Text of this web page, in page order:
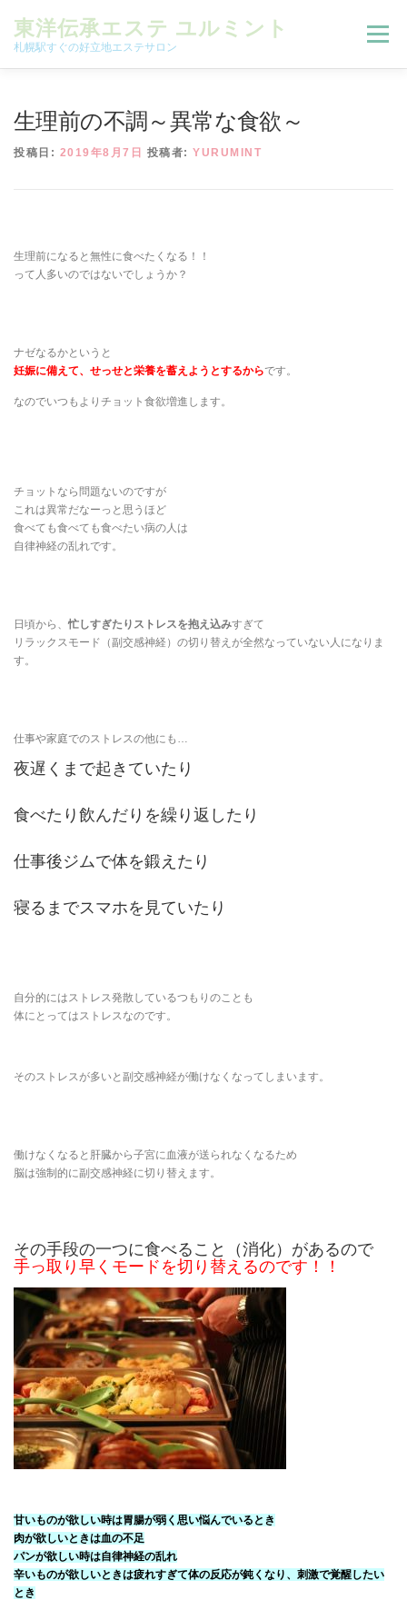
東洋伝承エステ ユルミント
札幌駅すぐの好立地エステサロン
メニュー
生理前の不調～異常な食欲～
投稿日: 2019年8月7日 投稿者: YURUMINT
生理前になると無性に食べたくなる！！
って人多いのではないでしょうか？
ナゼなるかというと
妊娠に備えて、せっせと栄養を蓄えようとするからです。
なのでいつもよりチョット食欲増進します。
チョットなら問題ないのですが
これは異常だなーっと思うほど
食べても食べても食べたい病の人は
自律神経の乱れです。
日頃から、忙しすぎたりストレスを抱え込みすぎて
リラックスモード（副交感神経）の切り替えが全然なっていない人になりま
す。
仕事や家庭でのストレスの他にも…
夜遅くまで起きていたり
食べたり飲んだりを繰り返したり
仕事後ジムで体を鍛えたり
寝るまでスマホを見ていたり
自分的にはストレス発散しているつもりのことも
体にとってはストレスなのです。
そのストレスが多いと副交感神経が働けなくなってしまいます。
働けなくなると肝臓から子宮に血液が送られなくなるため
脳は強制的に副交感神経に切り替えます。
その手段の一つに食べること（消化）があるので
手っ取り早くモードを切り替えるのです！！
甘いものが欲しい時は胃腸が弱く思い悩んでいるとき
肉が欲しいときは血の不足
パンが欲しい時は自律神経の乱れ
辛いものが欲しいときは疲れすぎて体の反応が鈍くなり、刺激で覚醒したい
とき